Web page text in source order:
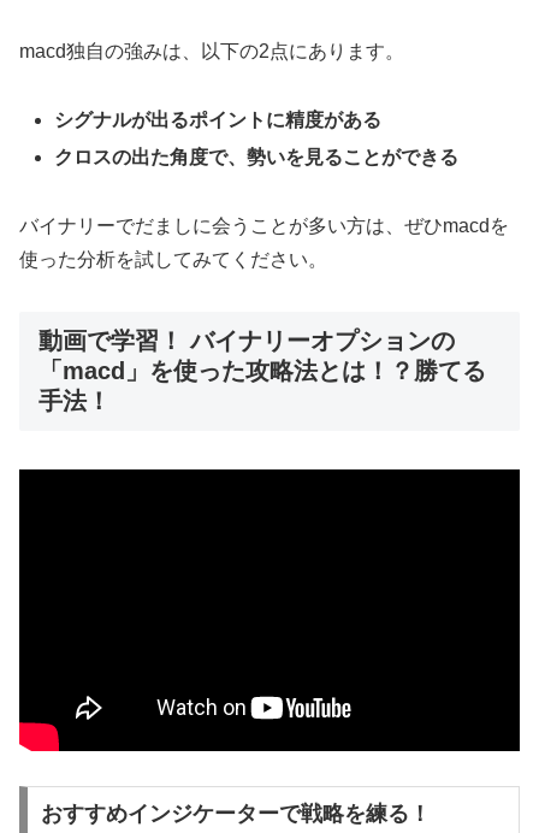
macd独自の強みは、以下の2点にあります。
シグナルが出るポイントに精度がある
クロスの出た角度で、勢いを見ることができる
バイナリーでだましに会うことが多い方は、ぜひmacdを
使った分析を試してみてください。
動画で学習！ バイナリーオプションの
「macd」を使った攻略法とは！？勝てる
手法！
おすすめインジケーターで戦略を練る！